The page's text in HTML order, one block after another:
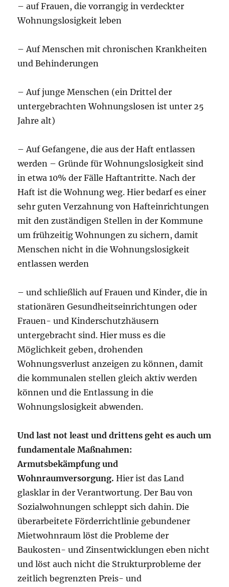
– auf Frauen, die vorrangig in verdeckter
Wohnungslosigkeit leben
– Auf Menschen mit chronischen Krankheiten
und Behinderungen
– Auf junge Menschen (ein Drittel der
untergebrachten Wohnungslosen ist unter 25
Jahre alt)
– Auf Gefangene, die aus der Haft entlassen
werden – Gründe für Wohnungslosigkeit sind
in etwa 10% der Fälle Haftantritte. Nach der
Haft ist die Wohnung weg. Hier bedarf es einer
sehr guten Verzahnung von Hafteinrichtungen
mit den zuständigen Stellen in der Kommune
um frühzeitig Wohnungen zu sichern, damit
Menschen nicht in die Wohnungslosigkeit
entlassen werden
– und schließlich auf Frauen und Kinder, die in
stationären Gesundheitseinrichtungen oder
Frauen- und Kinderschutzhäusern
untergebracht sind. Hier muss es die
Möglichkeit geben, drohenden
Wohnungsverlust anzeigen zu können, damit
die kommunalen stellen gleich aktiv werden
können und die Entlassung in die
Wohnungslosigkeit abwenden.
Und last not least und drittens geht es auch um
fundamentale Maßnahmen:
Armutsbekämpfung und
Wohnraumversorgung. Hier ist das Land
glasklar in der Verantwortung. Der Bau von
Sozialwohnungen schleppt sich dahin. Die
überarbeitete Förderrichtlinie gebundener
Mietwohnraum löst die Probleme der
Baukosten- und Zinsentwicklungen eben nicht
und löst auch nicht die Strukturprobleme der
zeitlich begrenzten Preis- und